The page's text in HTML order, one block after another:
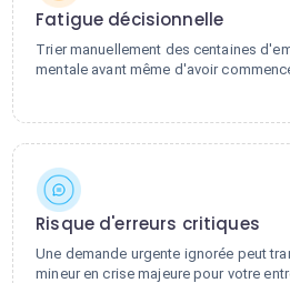
Fatigue décisionnelle
Trier manuellement des centaines
mentale avant même d'avoir
Risque d'erreurs critiques
Une demande urgente ignorée peut
mineur en crise majeure pour votre